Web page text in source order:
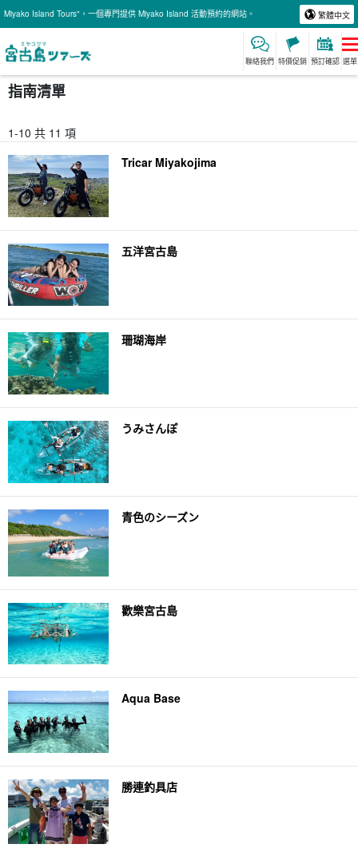
Miyako Island Tours"，一個專門提供 Miyako Island 活動預約的網站。 繁體中文
聯絡我們 特價促銷 預訂確認 選單
指南清單
1-10 共 11 項
Tricar Miyakojima
五洋宮古島
珊瑚海岸
うみさんぽ
青色のシーズン
歡樂宮古島
Aqua Base
勝連釣具店